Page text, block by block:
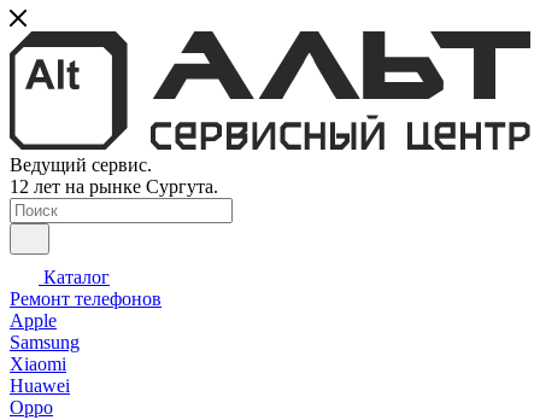
Ведущий сервис.
12 лет на рынке Сургута.
Каталог
Ремонт телефонов
Apple
Samsung
Xiaomi
Huawei
Oppo